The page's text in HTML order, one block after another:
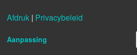
© Eifel Tourismus GmbH, AR-shapefuit AG
Ga op pad en ervaar de
Venntrilogie en Eifelsteig tijdens
Afdruk | Privacybeleid
Aanpassing